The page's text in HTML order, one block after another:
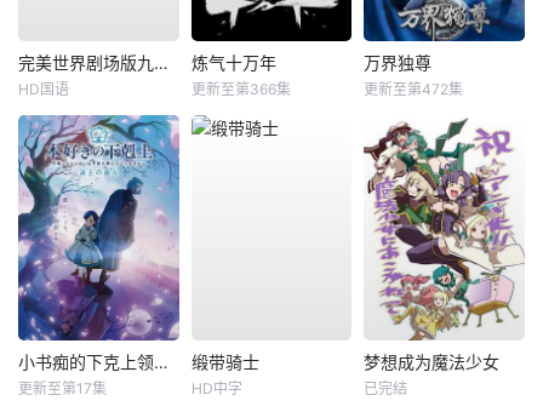
完美世界剧场版九劫焚天
HD国语
炼气十万年
更新至第366集
万界独尊
更新至第472集
小书痴的下克上领主的养女
更新至第17集
缎带骑士
HD中字
梦想成为魔法少女
已完结